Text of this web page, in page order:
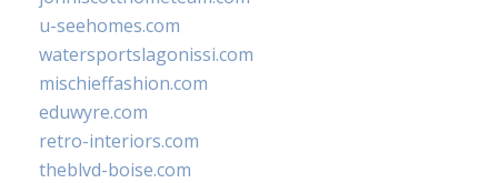
u-seehomes.com
watersportslagonissi.com
mischieffashion.com
eduwyre.com
retro-interiors.com
theblvd-boise.com